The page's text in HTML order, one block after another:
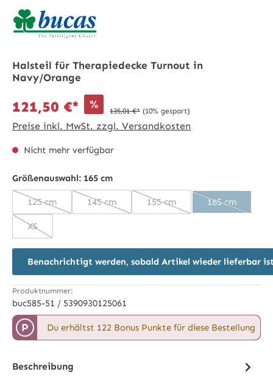
Halsteil für Therapiedecke Turnout in
Navy/Orange
121,50 €* % 135,01 €* (10% gespart)
Preise inkl. MwSt. zzgl. Versandkosten
Nicht mehr verfügbar
Größenauswahl: 165 cm
125 cm
(Diese Option ist zurzeit nicht verfügbar.)
145 cm
(Diese Option ist zurzeit nicht verfügbar.)
155 cm
(Diese Option ist zurzeit
165 cm
(Diese
XS
(Diese Option ist zurzeit nicht verfügbar.)
Benachrichtigt werden, sobald Artikel wieder lieferbar
Produktnummer:
buc585-51 / 5390930125061
P Du erhältst 122 Bonus Punkte für diese Bestellung
Beschreibung